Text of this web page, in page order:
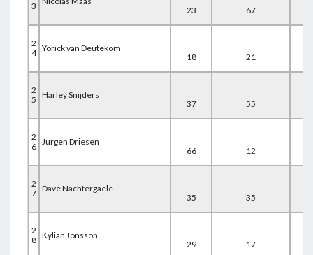
3
23
67
2
4 Yorick van Deutekom
18
21
2
5
Harley Snijders
37
55
2
6 Jurgen Driesen
66
12
2
7 Dave Nachtergaele
35
35
2
8 Kylian Jönsson
29
17